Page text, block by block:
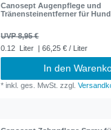
Canosept Augenpflege und
Tränensteinentferner für
UVP 8,95 €
0.12 Liter | 66,25 € / Liter
In den
*inkl. ges. MwSt. zzgl.